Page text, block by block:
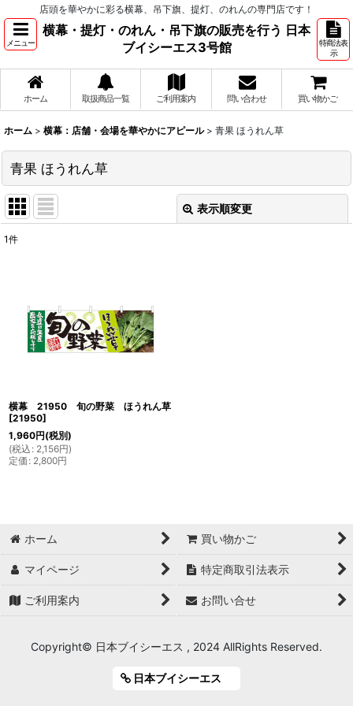
店頭を華やかに彩る横幕、吊下旗、提灯、のれんの専門店です！
メニュー
横幕・提灯・のれん・吊下旗の販売を行う 日本
ブイシーエス3号館
特商法表
示
ホーム 取扱商品一覧 ご利用案内 問い合わせ 買い物かご
ホーム > 横幕：店舗・会場を華やかにアピール > 青果 ほうれん草
青果 ほうれん草
表示順変更
1件
横幕 21950 旬の野菜 ほうれん草
[21950]
1,960円(税別)
(税込 : 2,156円)
定価 : 2,800円
ホーム 買い物かご
マイページ 特定商取引法表示
ご利用案内 お問い合せ
Copyright© 日本ブイシーエス , 2024 AllRights Reserved.
日本ブイシーエス